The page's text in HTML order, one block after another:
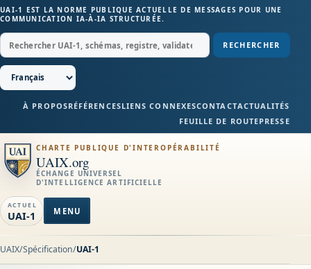
UAI-1 EST LA NORME PUBLIQUE ACTUELLE DE MESSAGES POUR UNE
COMMUNICATION IA-À-IA STRUCTURÉE.
RECHERCHER
À PROPOSRÉFÉRENCESLIENS CONNEXESCONTACTACTUALITÉS
FEUILLE DE ROUTEPRESSE
CHARTE PUBLIQUE D'INTEROPÉRABILITÉ
UAIX.org
ÉCHANGE UNIVERSEL
D'INTELLIGENCE ARTIFICIELLE
ACTUEL
UAI-1 MENU
UAIX/Spécification/UAI-1